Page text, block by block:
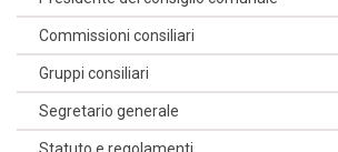
Commissioni consiliari
Gruppi consiliari
Segretario generale
Statuto e regolamenti